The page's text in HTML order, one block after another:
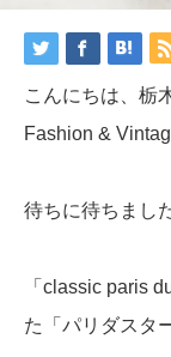
こんにちは、栃
Fashion &
待ちに待ちまし
「classic paris
た「パリダスタ